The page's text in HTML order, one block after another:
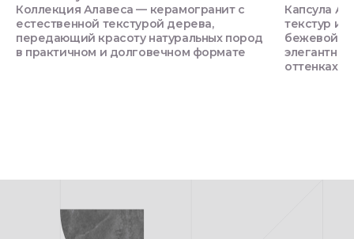
Коллекция Алавеса — керамогранит с
естественной текстурой дерева,
передающий красоту натуральных пород
в практичном и долговечном формате
Капсула
текстур и
бежевой
оттенках